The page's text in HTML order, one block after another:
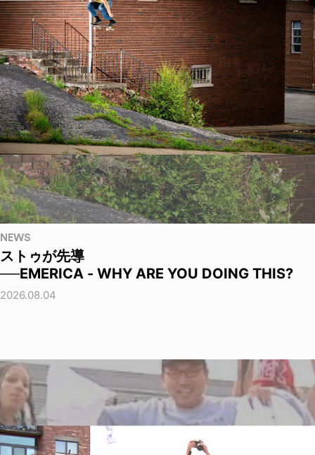
NEWS
ストゥが先導
──EMERICA - WHY ARE YOU DOING THIS?
2026.08.04